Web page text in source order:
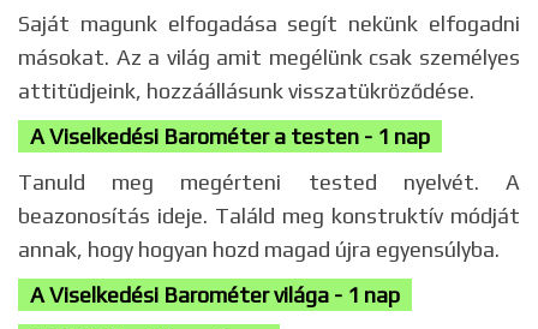
Saját magunk elfogadása segít nekünk elfogadni
másokat. Az a világ amit megélünk csak személyes
attitüdjeink, hozzáállásunk visszatükröződése.
A Viselkedési Barométer a testen - 1 nap
Tanuld meg megérteni tested nyelvét. A
beazonosítás ideje. Találd meg konstruktív módját
annak, hogy hogyan hozd magad újra egyensúlyba.
A Viselkedési Barométer világa - 1 nap